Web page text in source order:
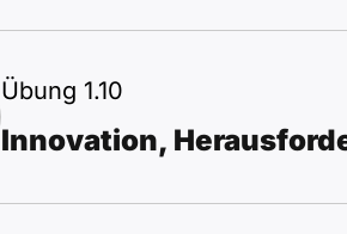
Übung 1.10
Innovation,